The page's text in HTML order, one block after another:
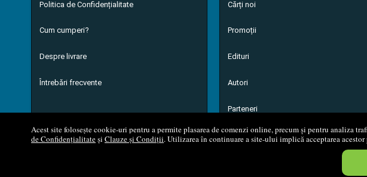
Acest site folosește cookie-uri pentru a permite plasarea de comenzi online, precum și pentru analiza
de Confidențialitateși Clauze și Condiții. Utilizarea în continuare a site-ului implică acceptarea
Politica de Confidențialitate
Cum cumperi?
Despre livrare
Întrebări frecvente
Cărți noi
Promoții
Edituri
Autori
Parteneri
© 2008 - 2026 S.C. M.G. Net